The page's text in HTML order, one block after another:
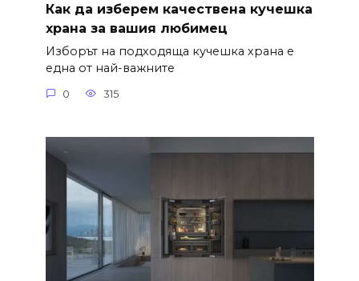
Как да изберем качествена кучешка
храна за вашия любимец
Изборът на подходяща кучешка храна е
една от най-важните
0 315